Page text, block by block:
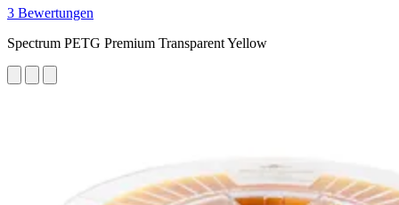
3 Bewertungen
Spectrum PETG Premium Transparent Yellow